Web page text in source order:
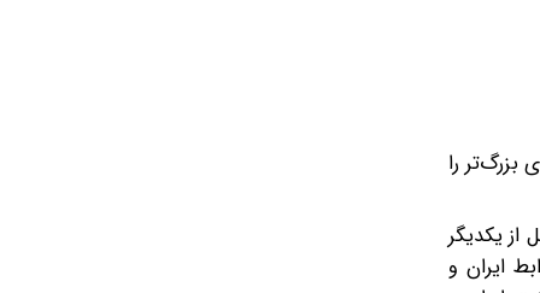
بزرگ‌تر را
از یکدیگر
ایران و